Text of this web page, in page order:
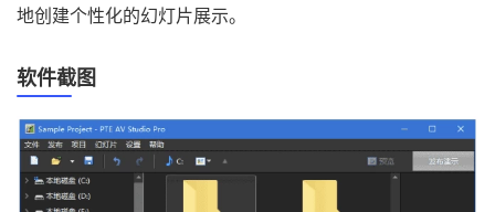
地创建个性化的幻灯片展示。
软件截图